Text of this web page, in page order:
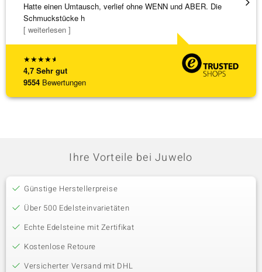
★★★★★
4,7 Sehr gut
9554 Bewertungen
Hatte einen Umtausch, verlief ohne WENN und ABER. Die
Schmuckstücke h
[ weiterlesen ]
Die
Ihre Vorteile bei Juwelo
Günstige Herstellerpreise
Über 500 Edelsteinvarietäten
Echte Edelsteine mit Zertifikat
Kostenlose Retoure
Versicherter Versand mit DHL